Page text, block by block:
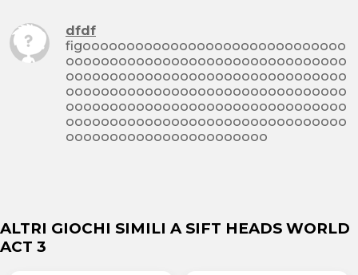
dfdf
figoooooooooooooooooooooooooooooo
oooooooooooooooooooooooooooooooo
oooooooooooooooooooooooooooooooo
oooooooooooooooooooooooooooooooo
oooooooooooooooooooooooooooooooo
oooooooooooooooooooooooooooooooo
ooooooooooooooooooooooo
ALTRI GIOCHI SIMILI A SIFT HEADS WORLD
ACT 3